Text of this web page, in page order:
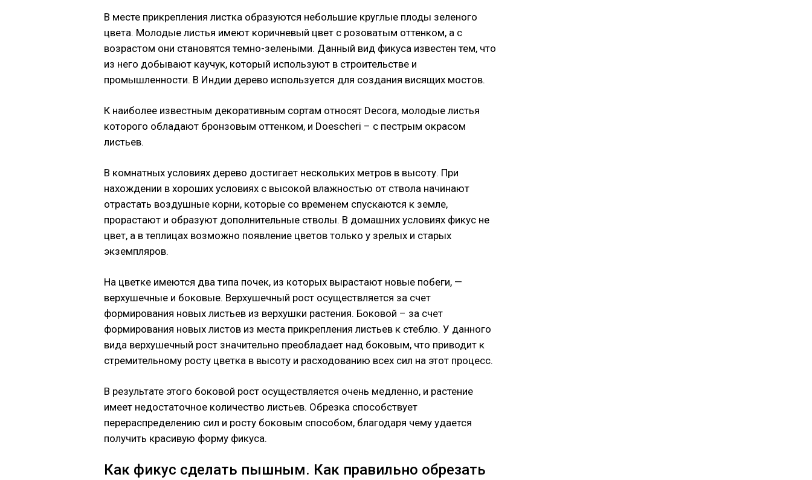
В месте прикрепления листка образуются небольшие круглые плоды зеленого
цвета. Молодые листья имеют коричневый цвет с розоватым оттенком, а с
возрастом они становятся темно-зелеными. Данный вид фикуса известен тем, что
из него добывают каучук, который используют в строительстве и
промышленности. В Индии дерево используется для создания висящих мостов.
К наиболее известным декоративным сортам относят Decora, молодые листья
которого обладают бронзовым оттенком, и Doescheri – с пестрым окрасом
листьев.
В комнатных условиях дерево достигает нескольких метров в высоту. При
нахождении в хороших условиях с высокой влажностью от ствола начинают
отрастать воздушные корни, которые со временем спускаются к земле,
прорастают и образуют дополнительные стволы. В домашних условиях фикус не
цвет, а в теплицах возможно появление цветов только у зрелых и старых
экземпляров.
На цветке имеются два типа почек, из которых вырастают новые побеги, —
верхушечные и боковые. Верхушечный рост осуществляется за счет
формирования новых листьев из верхушки растения. Боковой – за счет
формирования новых листов из места прикрепления листьев к стеблю. У данного
вида верхушечный рост значительно преобладает над боковым, что приводит к
стремительному росту цветка в высоту и расходованию всех сил на этот процесс.
В результате этого боковой рост осуществляется очень медленно, и растение
имеет недостаточное количество листьев. Обрезка способствует
перераспределению сил и росту боковым способом, благодаря чему удается
получить красивую форму фикуса.
Как фикус сделать пышным. Как правильно обрезать